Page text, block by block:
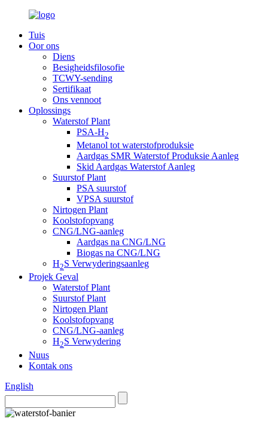
Tuis
Oor ons
Diens
Besigheidsfilosofie
TCWY-sending
Sertifikaat
Ons vennoot
Oplossings
Waterstof Plant
PSA-H2
Metanol tot waterstofproduksie
Aardgas SMR Waterstof Produksie Aanleg
Skid Aardgas Waterstof Aanleg
Suurstof Plant
PSA suurstof
VPSA suurstof
Nirtogen Plant
Koolstofopvang
CNG/LNG-aanleg
Aardgas na CNG/LNG
Biogas na CNG/LNG
H2S Verwyderingsaanleg
Projek Geval
Waterstof Plant
Suurstof Plant
Nirtogen Plant
Koolstofopvang
CNG/LNG-aanleg
H2S Verwydering
Nuus
Kontak ons
English